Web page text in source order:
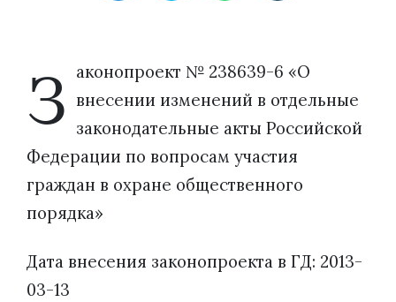
З аконопроект № 238639-6 «О
внесении изменений в отдельные
законодательные акты Российской
Федерации по вопросам участия
граждан в охране общественного
порядка»
Дата внесения законопроекта в ГД: 2013-
03-13